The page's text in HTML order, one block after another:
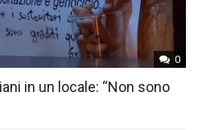
0
in un locale: “Non sono